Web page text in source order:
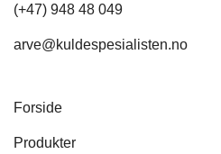
(+47) 948 48 049
arve@kuldespesialisten.no
Forside
Produkter